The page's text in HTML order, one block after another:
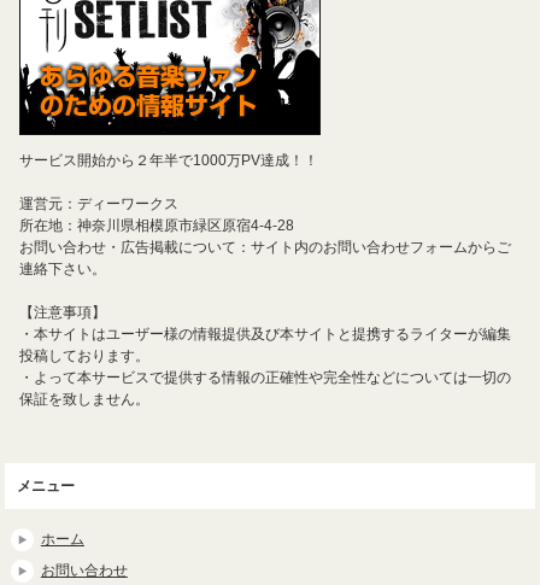
サービス開始から２年半で1000万PV達成！！
運営元：ディーワークス
所在地：神奈川県相模原市緑区原宿4-4-28
お問い合わせ・広告掲載について：サイト内のお問い合わせフォームからご
連絡下さい。
【注意事項】
・本サイトはユーザー様の情報提供及び本サイトと提携するライターが編集
投稿しております。
・よって本サービスで提供する情報の正確性や完全性などについては一切の
保証を致しません。
メニュー
ホーム
お問い合わせ